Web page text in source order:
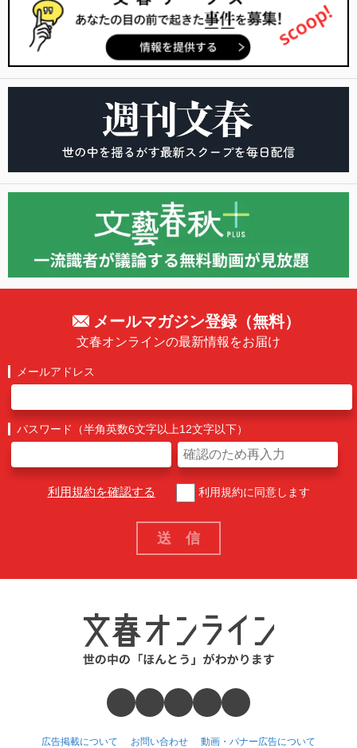
メールマガジン登録（無料）
文春オンラインの最新情報をお届け
メールアドレス
パスワード（半角英数6文字以上12文字以下）
利用規約を確認する 利用規約に同意します
広告掲載について お問い合わせ 動画・バナー広告について